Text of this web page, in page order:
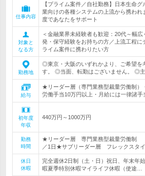
仕事内容
【プライム案件／自社勤務】日本生命
業向けの各種システムの上流から携わ
度であなたをサポート
対象と
なる方
＜金融業界未経験者も歓迎：20代～幅
発・保守経験をお持ちの方／上流工程に
ライム案件に携わりたい方
勤務地
◎東京・大阪のいずれかより、ご希望を
す。 ◎当面、転勤はございません。 ◎
給与
★リーダー層（専門業務型裁量労働制）
労働手当10万円以上・月給には一律諸手
初年度
年収
440万円～1000万円
勤務
時間
★リーダー層 専門業務型裁量労働制
／1日★サブリーダー層 フレックスタ
休日
休暇
完全週休2日制（土・日）祝日、年末年
暇夏季特別休暇マイライフ休暇（使途…